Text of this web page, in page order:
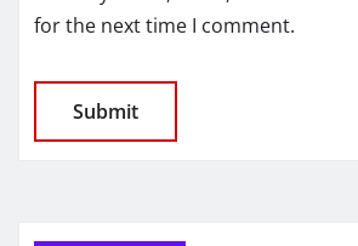
for the next time I comment.